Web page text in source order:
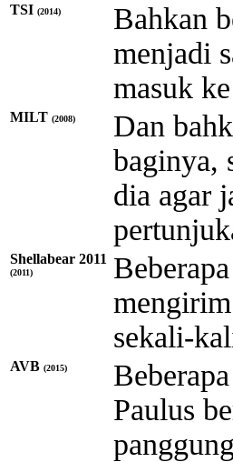
TSI (2014)
Bahkan
menjadi
masuk
MILT (2008)
Dan
baginya,
dia agar
Shellabear 2011
(2011)
sekali-
AVB (2015)
Paulus